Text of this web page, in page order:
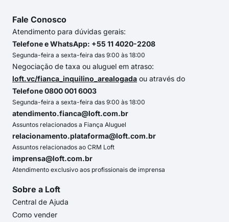
Fale Conosco
Atendimento para dúvidas gerais:
Telefone e WhatsApp: +55 11 4020-2208
Segunda-feira a sexta-feira das 9:00 às 18:00
Negociação de taxa ou aluguel em atraso:
loft.vc/fianca_inquilino_arealogada ou através do
Telefone 0800 001 6003
Segunda-feira a sexta-feira das 9:00 às 18:00
atendimento.fianca@loft.com.br
Assuntos relacionados a Fiança Aluguel
relacionamento.plataforma@loft.com.br
Assuntos relacionados ao CRM Loft
imprensa@loft.com.br
Atendimento exclusivo aos profissionais de imprensa
Sobre a Loft
Central de Ajuda
Como vender